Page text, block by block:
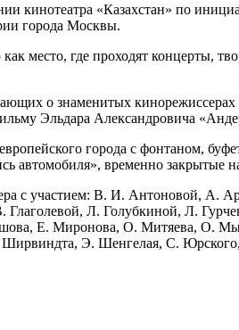
кинотеатра «Казахстан» по
города Москвы.
место, где проходят концерты,
о знаменитых
Эльдара Александровича
города с фонтаном,
автомобиля», временно закрытые
с участием: В. И. Антоновой,
Глаголевой, Л. Голубкиной, Л.
Е. Миронова, О. Митяева, О.
Ширвиндта, Э. Шенгелая, С.